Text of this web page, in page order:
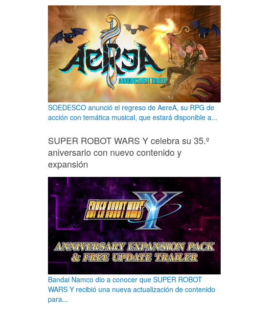
SOEDESCO anunció el regreso de AereA, su RPG de
acción con temática musical, que estará disponible a...
SUPER ROBOT WARS Y celebra su 35.º
aniversario con nuevo contenido y
expansión
Bandai Namco dio a conocer que SUPER ROBOT
WARS Y recibió una nueva actualización de contenido
para...